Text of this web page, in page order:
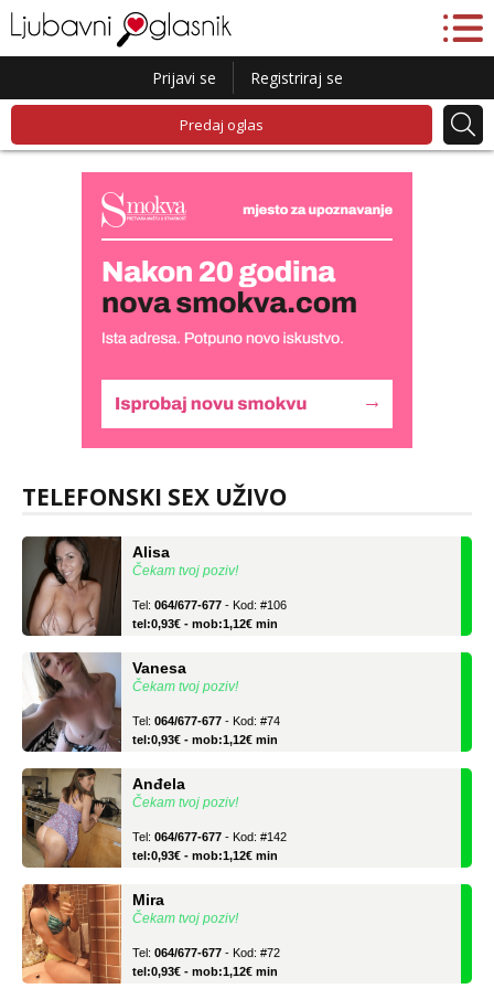
Prijavi se Registriraj se
Predaj oglas
TELEFONSKI SEX UŽIVO
Snježana
tel:0,93€ - mob:1,12€ min
Čekam tvoj poziv!
tel:0,93€ - mob:1,12€ min
Čekam tvoj poziv!
tel:0,93€ - mob:1,12€ min
Čekam tvoj poziv!
tel:0,93€ - mob:1,12€ min
Čekam tvoj poziv!
tel:0,93€ - mob:1,12€ min